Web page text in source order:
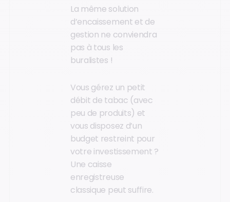
La même solution
d’encaissement et de
gestion ne conviendra
pas à tous les
buralistes !
Vous gérez un petit
débit de tabac (avec
peu de produits) et
vous disposez d’un
budget restreint pour
votre investissement ?
Une caisse
enregistreuse
classique peut suffire.